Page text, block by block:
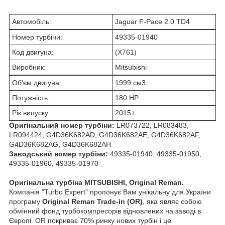
Автомобіль:
Jaguar F-Pace 2.0 TD4
Номер турбіни:
49335-01940
Код двигуна:
(X761)
Виробник:
Mitsubishi
Об'єм двигуна:
1999 см3
Потужність:
180 HP
Рік випуску:
2015+
Оригінальний номер турбіни: LR073722, LR083483,
LR094424, G4D36K682AD, G4D36K682AE, G4D36K682AF,
G4D36K682AG, G4D36K682AH
Заводський номер турбіни: 49335-01940, 49335-01950,
49335-01960, 49335-01970
Оригінальна турбіна MITSUBISHI, Original Reman.
Компанія "Turbo Expert" пропонує Вам унікальну для України
програму Original Reman Trade-in (OR) , яка являє собою
обмінний фонд турбокомпресорів відновлених на заводі в
Європі. OR покриває 70% ринку нових турбін і це